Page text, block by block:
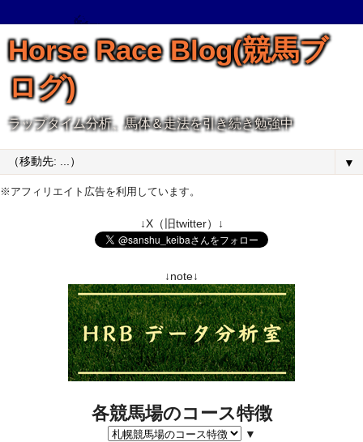
Horse Race Blog(競馬ブ
ログ)
ラップタイム分析、馬体＆走法を引き続き勉強中
▼
※アフィリエイト広告を利用しています。
↓X（旧twitter）↓
↓note↓
各競馬場のコース特徴
▼